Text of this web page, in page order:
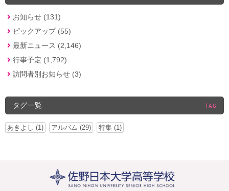
お知らせ (131)
ピックアップ (55)
最新ニュース (2,146)
行事予定 (1,792)
訪問者別お知らせ (3)
タグ一覧 TAG
あきよし (1) アルバム (29) 特集 (1)